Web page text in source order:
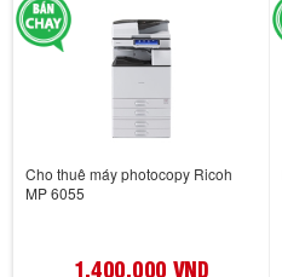
Cho thuê máy photocopy Ricoh
MP 6055
1,400,000 VND